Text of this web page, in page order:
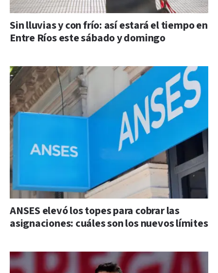
Sin lluvias y con frío: así estará el tiempo en
Entre Ríos este sábado y domingo
ANSES elevó los topes para cobrar las
asignaciones: cuáles son los nuevos límites